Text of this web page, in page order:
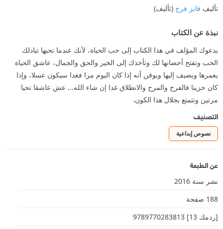
تأليف فايز فرح (تأليف)
نبذة عن الكتاب
يدعوك المؤلف في هذا الكتاب إلى حب الحياة، لأنك عندما تحبها تبادلك
الحب وتفتح أحضانها لك وتأخذك إلى الخير والحق والجمال، عاشق الحياة
يعمرها ويضيف إليها ويوقن أنه إذا كان اليوم مرا فغدا سيكون عسلا، وإذا
كان حزينا فالفرح والمرح والانطلاق غدا إن شاء الله... عش عاشقا تحيا
مرتين وتتمتع بجلال هذا الكون.
التصنيف
نصوص إبداعية
عن الطبعة
نشر سنة 2016
188 صفحة
[ردمك 13] 9789770283813